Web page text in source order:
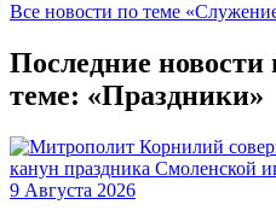
Все новости по теме
Последние новости
теме: «Праздники»
9 Августа 2026